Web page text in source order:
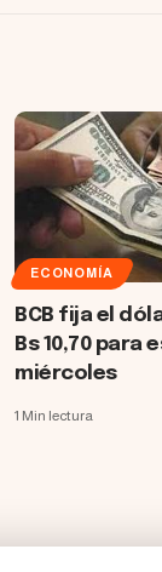
ECONOMÍA
BCB fija el
Bs 10,70 para
miércoles
1 Min lectura